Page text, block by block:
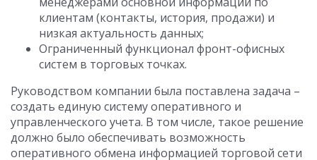
клиентам (контакты, история, продажи) и
низкая актуальность данных;
Ограниченный функционал фронт-офисных
систем в торговых точках.
Руководством компании была поставлена задача –
создать единую систему оперативного и
управленческого учета. В том числе, такое решение
должно было обеспечивать возможность
оперативного обмена информацией торговой сети